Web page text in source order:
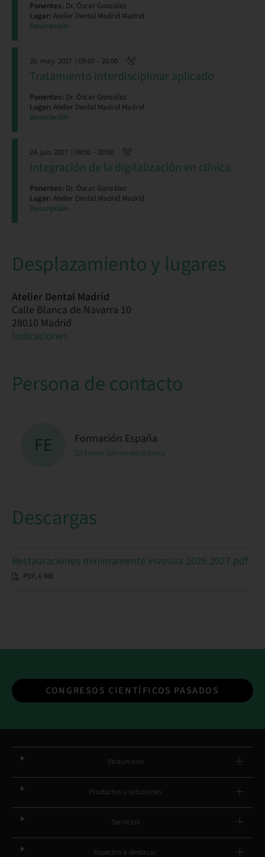
Ponentes: Dr. Óscar González
Lugar: Atelier Dental Madrid Madrid
Descripción
20. may. 2027 | 09:00 – 20:00
Tratamiento interdisciplinar aplicado
Ponentes: Dr. Óscar González
Lugar: Atelier Dental Madrid Madrid
Descripción
24. jun. 2027 | 09:00 – 20:00
Integración de la digitalización en clínica
Ponentes: Dr. Óscar González
Lugar: Atelier Dental Madrid Madrid
Descripción
Desplazamiento y lugares
Atelier Dental Madrid
Calle Blanca de Navarra 10
28010 Madrid
Indicaciones
Persona de contacto
FE Formación España
Enviar correo electrónico
Descargas
Restauraciones minimamente invasiva 2026 2027.pdf
PDF, 6 MB
CONGRESOS CIENTÍFICOS PASADOS
Straumann
Productos y soluciones
Servicios
Aspectos a destacar